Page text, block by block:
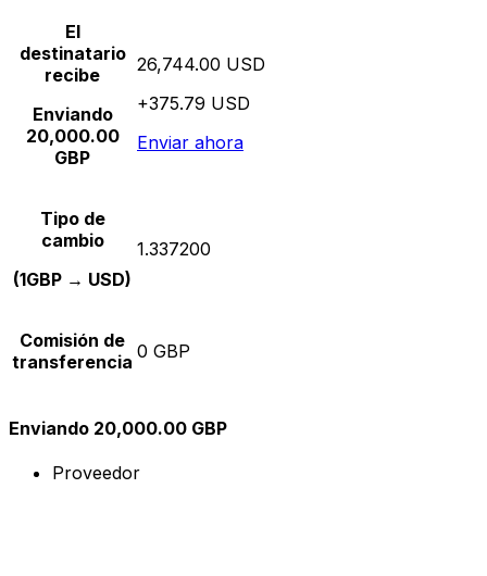
El
destinatario
recibe
Enviando
20,000.00
GBP
26,744.00 USD
+375.79 USD
Enviar ahora
Tipo de
cambio
(1GBP → USD)
1.337200
Comisión de
transferencia 0 GBP
Enviando 20,000.00 GBP
Proveedor